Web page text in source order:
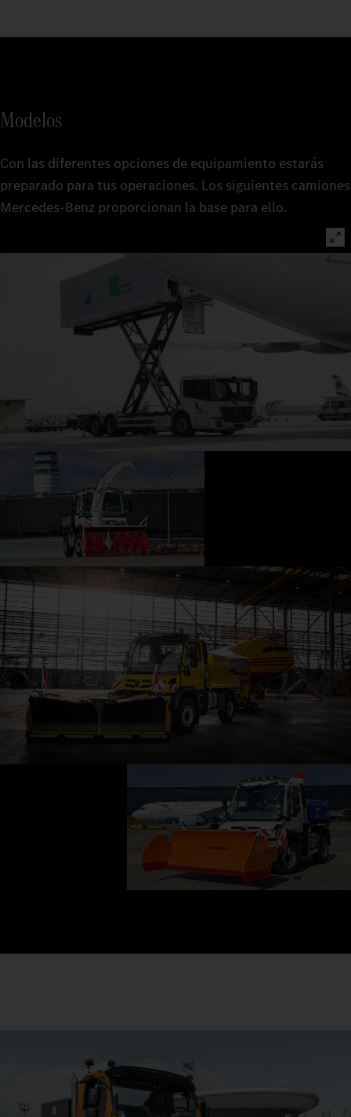
Modelos
Con las diferentes opciones de equipamiento estarás
preparado para tus operaciones. Los siguientes camiones
Mercedes‑Benz proporcionan la base para ello.